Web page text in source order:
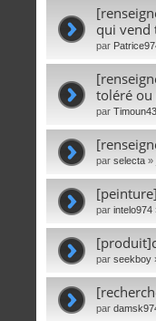
ce
s
joi
nt
qui vend
par
toléré ou
par
par selecta »
par intelo974
par seekboy
par